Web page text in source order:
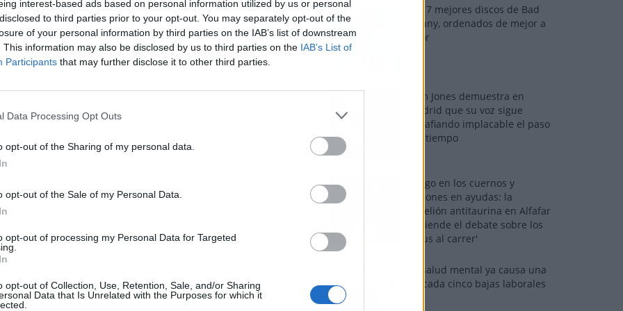
interest-based ads based on personal information utilized by us or personal
to third parties prior to your opt-out. You may separately opt-out of the
of your personal information by third parties on the IAB’s list of downstream
This information may also be disclosed by us to third parties on the IAB’s List of
Participants that may further disclose it to other third parties.
Data Processing Opt Outs
opt-out of the Sharing of my personal data.
opt-out of the Sale of my Personal Data.
opt-out of processing my Personal Data for Targeted
opt-out of Collection, Use, Retention, Sale, and/or Sharing
Data that Is Unrelated with the Purposes for which it
Estatal de Meteorología (Aemet).
por el noroeste provocará un aumento
en el cuadrante noroeste y
cantábrico. Por ello, Galicia tiene activo aviso
viento en Lugo y lluvia en A Coruña.
aviso amarillo por olas.
más abundantes, con probabilidad de ser
de Galicia, y no se descarta que pudieran
y al alto Ebro. Podrían ser en forma de
de 1.800-2.000 m.
nubosos en el norte de las islas de mayor
despejados en el resto, y brumas y bancos de
peninsular, sin descartarlas en la meseta
Los 7 mejores discos de Bad
Bunny, ordenados de mejor a
peor
Tom Jones demuestra en
Madrid que su voz sigue
desafiando implacable el paso
del tiempo
Fuego en los cuernos y
millones en ayudas: la
rebelión antitaurina en Alfafar
enciende el debate sobre los
'bous al carrer'
La salud mental ya causa una
de cada cinco bajas laborales